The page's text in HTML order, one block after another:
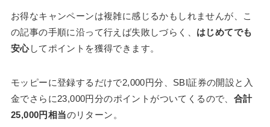
お得なキャンペーンは複雑に感じるかもしれませんが、こ
の記事の手順に沿って行えば失敗しづらく、 はじめてでも
安心してポイントを獲得できます。
モッピーに登録するだけで2,000円分、SBI証券の開設と入
金でさらに23,000円分のポイントがついてくるので、 合計
25,000円相当のリターン。